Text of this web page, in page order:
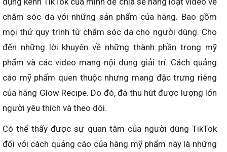
chăm sóc da với những sản phẩm của hãng. Bao gồm
mọi thứ quy trình từ chăm sóc da cho người dùng. Cho
đến những lời khuyên về những thành phần trong mỹ
phẩm và các video mang nội dung giải trí. Cách quảng
cáo mỹ phẩm quen thuộc nhưng mang đặc trưng riêng
của hãng Glow Recipe. Do đó, đã thu hút được lượng lớn
người yêu thích và theo dõi.
Có thể thấy được sự quan tâm của người dùng TikTok
đối với cách quảng cáo của hãng mỹ phẩm này là những